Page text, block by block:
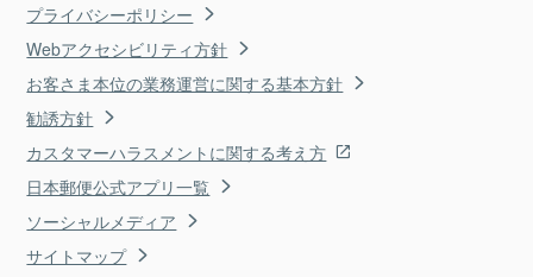
プライバシーポリシー
Webアクセシビリティ方針
お客さま本位の業務運営に関する基本方針
勧誘方針
カスタマーハラスメントに関する考え方
日本郵便公式アプリ一覧
ソーシャルメディア
サイトマップ